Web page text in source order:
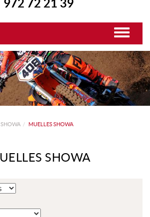
972 72 21 39
SHOWA MUELLES SHOWA
UELLES SHOWA